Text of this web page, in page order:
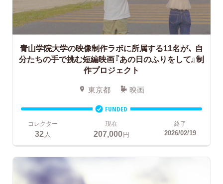
青山学院大学の映像制作ラボに所属する11名が、 自
分たちの手で挑む短編映画『あの日のふりをして』制
作プロジェクト
東京都 映画
FUNDED
コレクター
32人
現在
207,000円
終了
2026/02/19